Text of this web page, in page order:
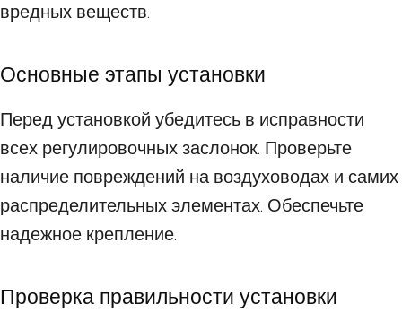
вредных веществ.
Основные этапы установки
Перед установкой убедитесь в исправности
всех регулировочных заслонок. Проверьте
наличие повреждений на воздуховодах и самих
распределительных элементах. Обеспечьте
надежное крепление.
Проверка правильности установки